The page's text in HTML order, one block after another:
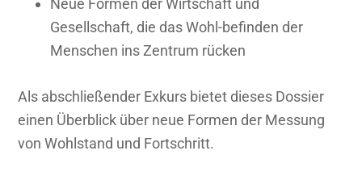
Neue Formen der Wirtschaft und
Gesellschaft, die das Wohl-befinden der
Menschen ins Zentrum rücken
Als abschließender Exkurs bietet dieses Dossier
einen Überblick über neue Formen der Messung
von Wohlstand und Fortschritt.